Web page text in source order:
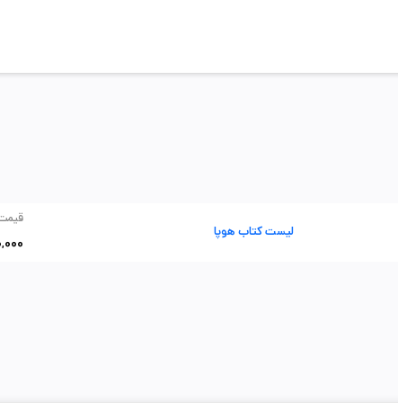
لیست کتاب هوپا